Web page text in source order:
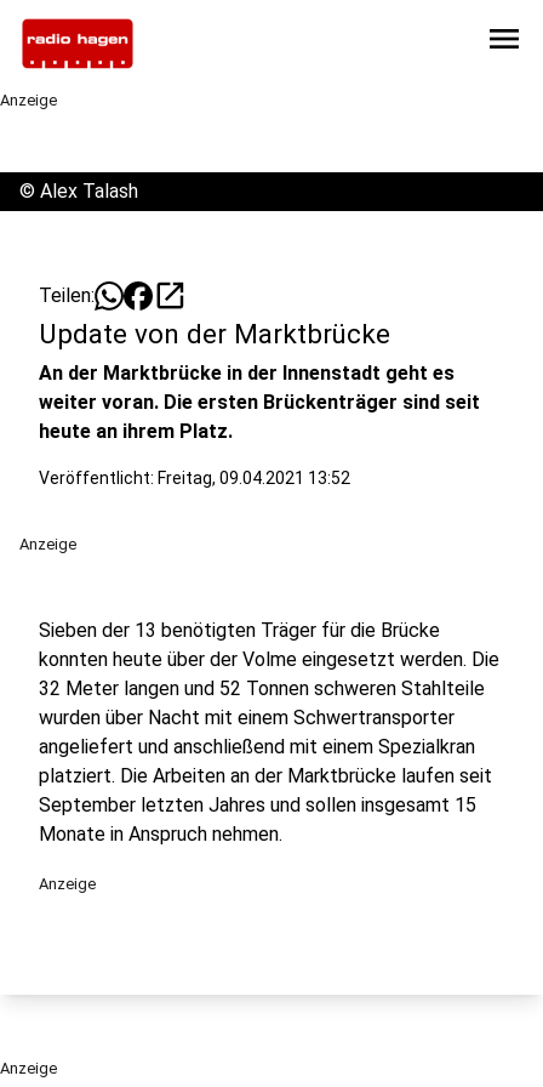
menu
Anzeige
© Alex Talash
Teilen: open_in_new
Update von der Marktbrücke
An der Marktbrücke in der Innenstadt geht es
weiter voran. Die ersten Brückenträger sind seit
heute an ihrem Platz.
Veröffentlicht: Freitag, 09.04.2021 13:52
Anzeige
Sieben der 13 benötigten Träger für die Brücke
konnten heute über der Volme eingesetzt werden. Die
32 Meter langen und 52 Tonnen schweren Stahlteile
wurden über Nacht mit einem Schwertransporter
angeliefert und anschließend mit einem Spezialkran
platziert. Die Arbeiten an der Marktbrücke laufen seit
September letzten Jahres und sollen insgesamt 15
Monate in Anspruch nehmen.
Anzeige
Anzeige